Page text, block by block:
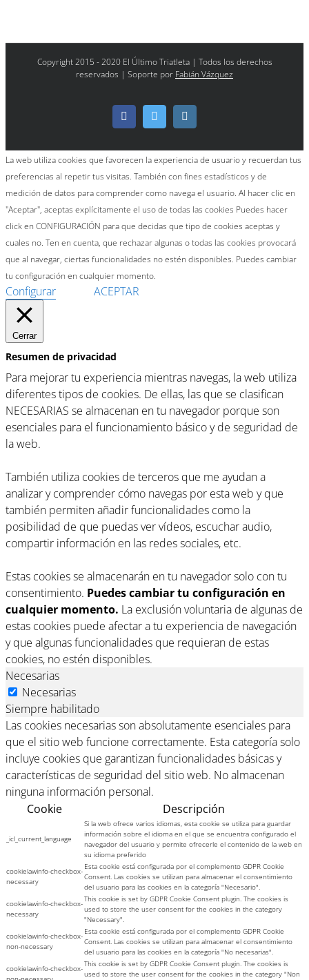
Copyright 2015 - 2020 El Último Triatleta | Todos los derechos
reservados | Soporte por Fabián Vázquez
FacebookTwitter
La web utiliza cookies que favorecen la experiencia de usuario y recuerdan tus
preferencias al repetir tus visitas. También con fines estadísticos y de
medición de datos para comprender como navega el usuario. Al hacer clic en
"Aceptar", aceptas explícitamente el uso de todas las cookies Puedes hacer
click en CONFIGURACIÓN para que decidas que tipo de cookies aceptas y
cuales no. Ten en cuenta, que rechazar algunas o todas las cookies provocará
que al navegar, ciertas funcionalidades no estén disponibles. Puedes cambiar
tu configuración en cualquier momento.
Configurar ACEPTAR
Cerrar
Resumen de privacidad
Para mejorar tu experiencia mientras navegas, la web utiliza
diferentes tipos de cookies. De ellas, las que se clasifican
NECESARIAS se almacenan en tu navegador porque son
esenciales para el funcionamiento básico y de seguridad de
la web.
También utiliza cookies de terceros que me ayudan a
analizar y comprender cómo navegas por esta web y que
también permiten añadir funcionalidades como la
posibilidad de que puedas ver vídeos, escuchar audio,
compartir información en las redes sociales, etc.
Estas cookies se almacenarán en tu navegador solo con tu
consentimiento. Puedes cambiar tu configuración en
cualquier momento. La exclusión voluntaria de algunas de
estas cookies puede afectar a tu experiencia de navegación
y que algunas funcionalidades que requieran de estas
cookies, no estén disponibles.
Necesarias
Necesarias
Siempre habilitado
Las cookies necesarias son absolutamente esenciales para
que el sitio web funcione correctamente. Esta categoría solo
incluye cookies que garantizan funcionalidades básicas y
características de seguridad del sitio web. No almacenan
ninguna información personal.
Cookie
Descripción
_icl_current_language
Si la web ofrece varios idiomas, esta cookie se utiliza para guardar
información sobre el idioma en el que se encuentra configurado el
navegador del usuario y permite ofrecerle el contenido de la web en
su idioma preferido
cookielawinfo-checkbox-
necessary
Esta cookie está configurada por el complemento GDPR Cookie
Consent. Las cookies se utilizan para almacenar el consentimiento
del usuario para las cookies en la categoría "Necesario".
cookielawinfo-checkbox-
necessary
This cookie is set by GDPR Cookie Consent plugin. The cookies is
used to store the user consent for the cookies in the category
"Necessary".
cookielawinfo-checkbox-
non-necessary
Esta cookie está configurada por el complemento GDPR Cookie
Consent. Las cookies se utilizan para almacenar el consentimiento
del usuario para las cookies en la categoría "No necesarias".
cookielawinfo-checkbox-This cookie is set by GDPR Cookie Consent plugin. The cookies is
used to store the user consent for the cookies in the category "Non